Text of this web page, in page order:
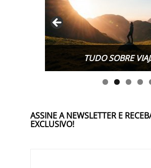
TUDO SOBRE
ASSINE A NEWSLETTER E
EXCLUSIVO!